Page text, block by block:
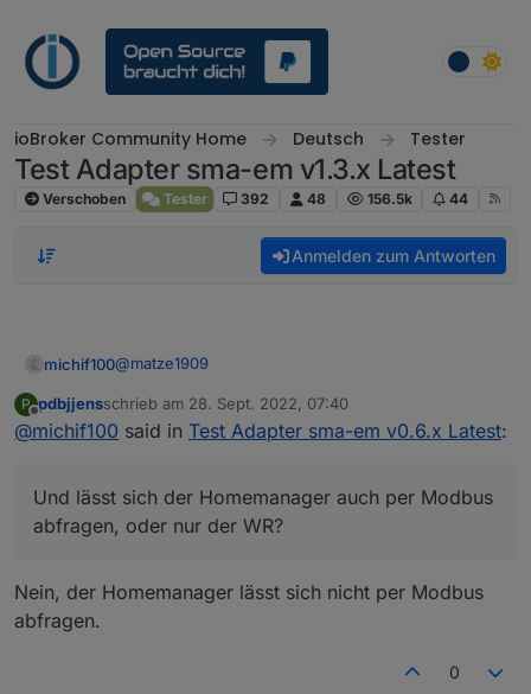
ioBroker Community Home Deutsch Tester
Test Adapter sma-em v1.3.x Latest
Verschoben Tester 392 48 156.5k 44
Anmelden zum Antworten
michif100@matze1909
Hi Matze,
benötige vom WR bekomme (Erzeugung rufe ich so
bereits ab)?
Ich benutze die Daten unter anderem in einem
Loxone Energiebaustein.
Erzeugung = 0 —> Verbrauch = Pregard
Der WR kann zumindest bei mir ja nichts von der
Und lässt sich der Homemanager auch per Modbus
P
Offline
pdbjjensschrieb am 28. Sept. 2022, 07:40
zuletzt editiert von
@michif100 said in Test Adapter sma-em v0.6.x Latest:
Und lässt sich der Homemanager auch per Modbus
abfragen, oder nur der WR?
Nein, der Homemanager lässt sich nicht per Modbus
abfragen.
0